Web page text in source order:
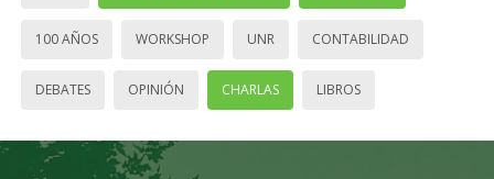
100 AÑOS WORKSHOP UNR CONTABILIDAD
DEBATES OPINIÓN CHARLAS LIBROS